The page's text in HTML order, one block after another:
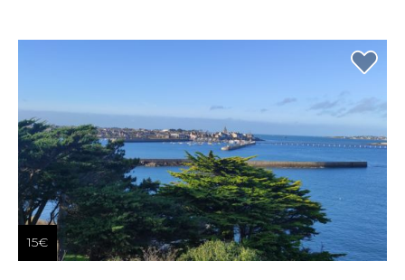
15€